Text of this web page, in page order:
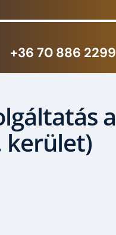
+36 70 886 2299
a
kerület)